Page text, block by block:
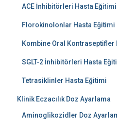
ACE İnhibitörleri Hasta Eğitimi
Florokinolonlar Hasta Eğitimi
Kombine Oral Kontraseptifler
SGLT-2 İnhibitörleri Hasta
Tetrasiklinler Hasta Eğitimi
Klinik Eczacılık Doz Ayarlama
Aminoglikozidler Doz